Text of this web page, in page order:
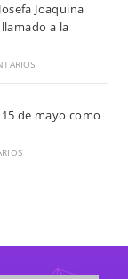
Joaquina
a la
de mayo como